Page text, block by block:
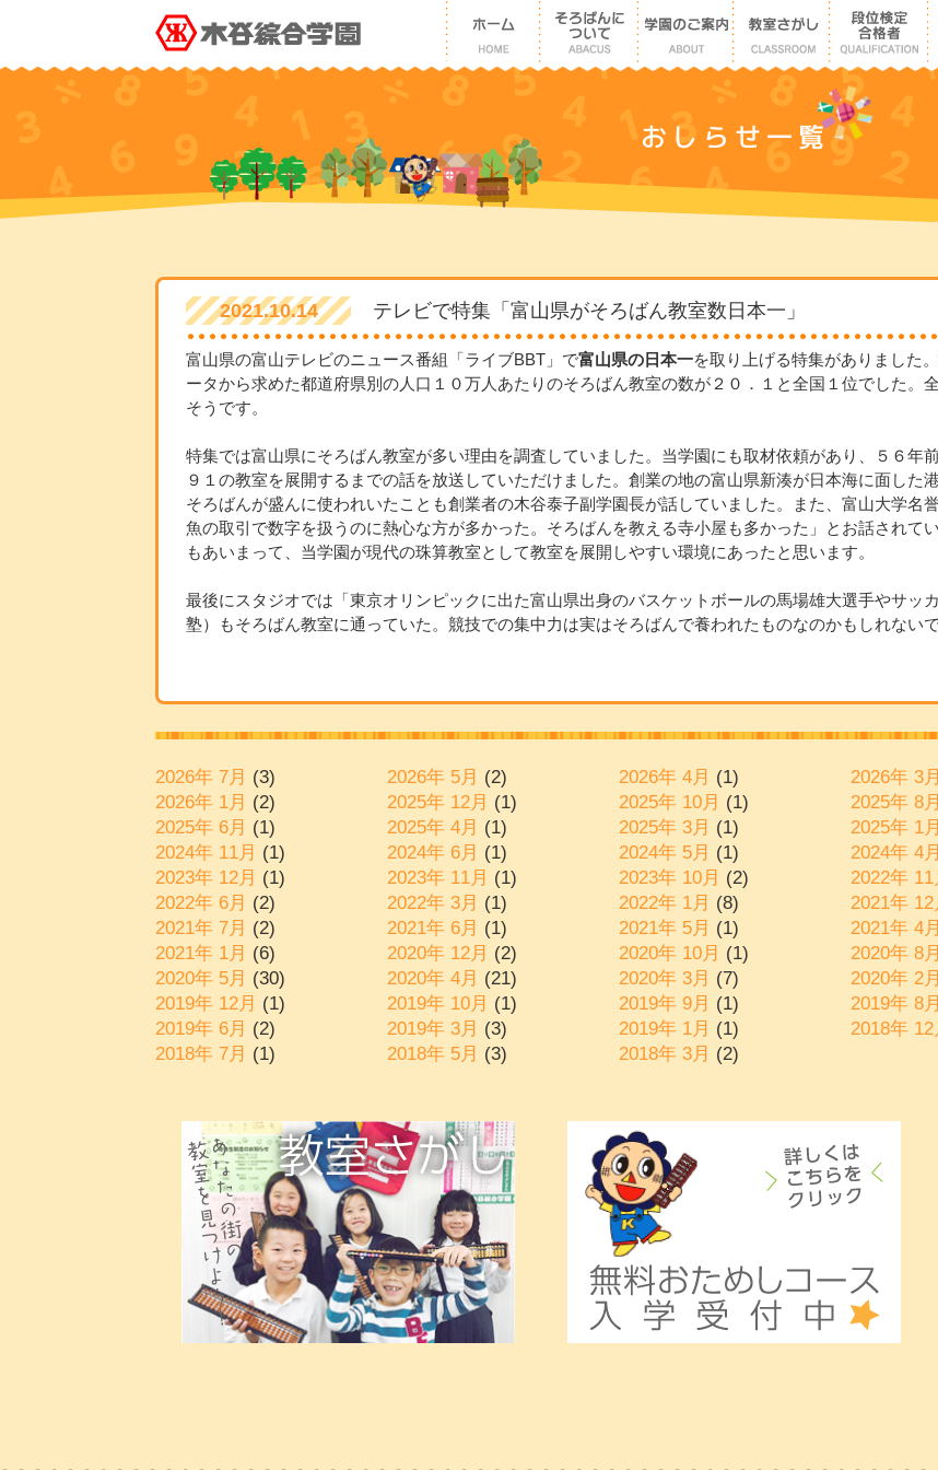
おしらせ一覧
2021.10.14 テレビで特集「富山県がそろばん教室数日本一」
富山県の富山テレビのニュース番組「ライブBBT」で富山県の日本一を取り上げる特集がありました
ータから求めた都道府県別の人口１０万人あたりのそろばん教室の数が２０．１と全国１位でした。
そうです。
特集では富山県にそろばん教室が多い理由を調査していました。当学園にも取材依頼があり、５６年
９１の教室を展開するまでの話を放送していただけました。創業の地の富山県新湊が日本海に面した
そろばんが盛んに使われいたことも創業者の木谷泰子副学園長が話していました。また、富山大学名
魚の取引で数字を扱うのに熱心な方が多かった。そろばんを教える寺小屋も多かった」とお話されて
もあいまって、当学園が現代の珠算教室として教室を展開しやすい環境にあったと思います。
最後にスタジオでは「東京オリンピックに出た富山県出身のバスケットボールの馬場雄大選手やサッ
塾）もそろばん教室に通っていた。競技での集中力は実はそろばんで養われたものなのかもしれない
2026年 7月 (3) 2026年 5月 (2) 2026年 4月 (1) 2026年 3月
2026年 1月 (2) 2025年 12月 (1) 2025年 10月 (1) 2025年 8月
2025年 6月 (1) 2025年 4月 (1) 2025年 3月 (1) 2025年 1月
2024年 11月 (1) 2024年 6月 (1) 2024年 5月 (1) 2024年 4月
2023年 12月 (1) 2023年 11月 (1) 2023年 10月 (2) 2022年 11
2022年 6月 (2) 2022年 3月 (1) 2022年 1月 (8) 2021年 12
2021年 7月 (2) 2021年 6月 (1) 2021年 5月 (1) 2021年 4月
2021年 1月 (6) 2020年 12月 (2) 2020年 10月 (1) 2020年 8月
2020年 5月 (30) 2020年 4月 (21) 2020年 3月 (7) 2020年 2月
2019年 12月 (1) 2019年 10月 (1) 2019年 9月 (1) 2019年 8月
2019年 6月 (2) 2019年 3月 (3) 2019年 1月 (1) 2018年 12
2018年 7月 (1) 2018年 5月 (3) 2018年 3月 (2)